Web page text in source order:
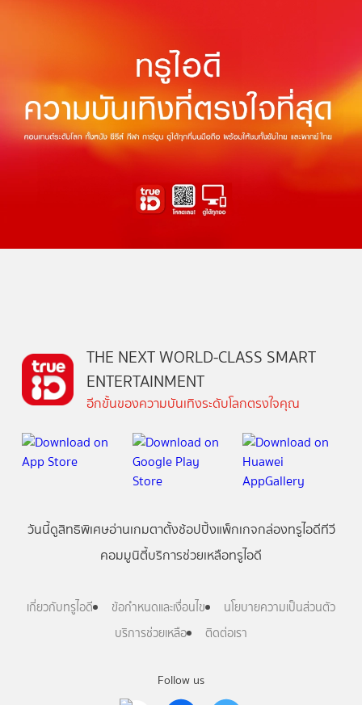
Follow us
THE NEXT WORLD-CLASS SMART
ENTERTAINMENT
อีกขั้นของความบันเทิงระดับโลกตรงใจคุณ
วันนี้ดูสิทธิพิเศษอ่านเกมตาตั้งช้อปปิ้งแพ็กเกจกล่องทรูไอดีทีวี
คอมมูนิตี้บริการช่วยเหลือทรูไอดี
เกี่ยวกับทรูไอดี ข้อกำหนดและเงื่อนไข
นโยบายความเป็นส่วนตัว
บริการช่วยเหลือ
ติดต่อเรา